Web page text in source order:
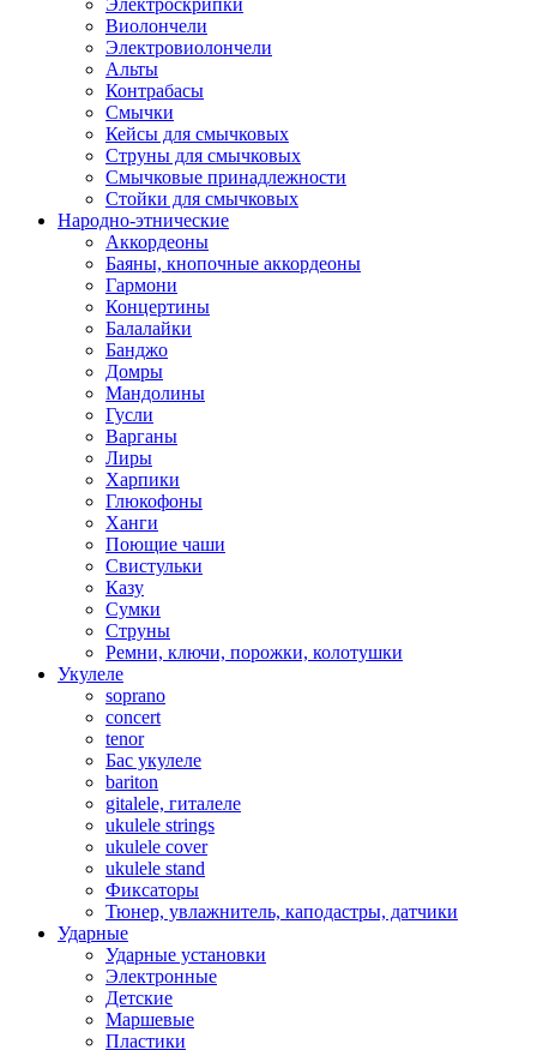
Электроскрипки
Виолончели
Электровиолончели
Альты
Контрабасы
Смычки
Кейсы для смычковых
Струны для смычковых
Смычковые принадлежности
Стойки для смычковых
Народно-этнические
Аккордеоны
Баяны, кнопочные аккордеоны
Гармони
Концертины
Балалайки
Банджо
Домры
Мандолины
Гусли
Варганы
Лиры
Харпики
Глюкофоны
Ханги
Поющие чаши
Свистульки
Казу
Сумки
Струны
Ремни, ключи, порожки, колотушки
Укулеле
soprano
concert
tenor
Бас укулеле
bariton
gitalele, гиталеле
ukulele strings
ukulele cover
ukulele stand
Фиксаторы
Тюнер, увлажнитель, каподастры, датчики
Ударные
Ударные установки
Электронные
Детские
Маршевые
Пластики